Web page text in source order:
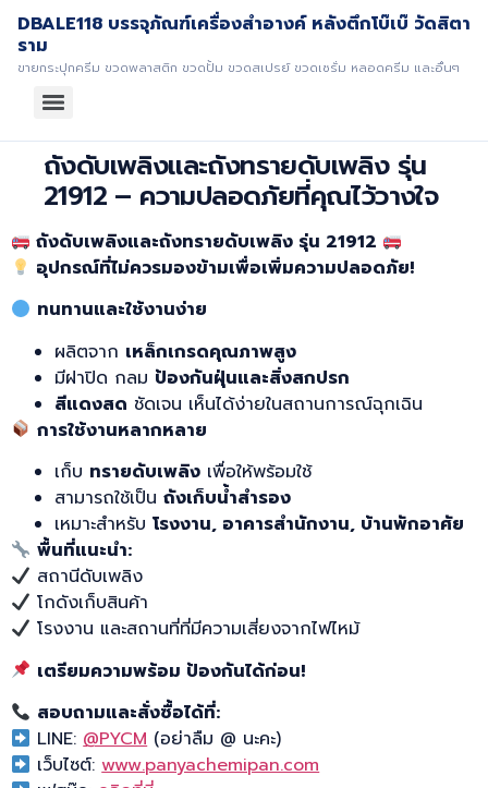
DBALE118 บรรจุภัณฑ์เครื่องสำอางค์ หลังตึกโบ๊เบ๊ วัดสิตา
ราม
ขายกระปุกครีม ขวดพลาสติก ขวดปั้ม ขวดสเปรย์ ขวดเซรั่ม หลอดครีม และอื่นๆ
ถังดับเพลิงและถังทรายดับเพลิง รุ่น
21912 – ความปลอดภัยที่คุณไว้วางใจ
ถังดับเพลิงและถังทรายดับเพลิง รุ่น 21912
อุปกรณ์ที่ไม่ควรมองข้ามเพื่อเพิ่มความปลอดภัย!
ทนทานและใช้งานง่าย
ผลิตจาก เหล็กเกรดคุณภาพสูง
มีฝาปิด กลม ป้องกันฝุ่นและสิ่งสกปรก
สีแดงสด ชัดเจน เห็นได้ง่ายในสถานการณ์ฉุกเฉิน
การใช้งานหลากหลาย
เก็บ ทรายดับเพลิง เพื่อให้พร้อมใช้
สามารถใช้เป็น ถังเก็บน้ำสำรอง
เหมาะสำหรับ โรงงาน, อาคารสำนักงาน, บ้านพักอาศัย
พื้นที่แนะนำ:
สถานีดับเพลิง
โกดังเก็บสินค้า
โรงงาน และสถานที่ที่มีความเสี่ยงจากไฟไหม้
เตรียมความพร้อม ป้องกันได้ก่อน!
สอบถามและสั่งซื้อได้ที่:
LINE:@PYCM(อย่าลืม @ นะคะ)
เว็บไซต์:www.panyachemipan.com